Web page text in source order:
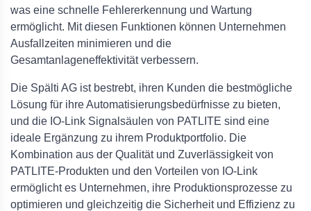
was eine schnelle Fehlererkennung und Wartung
ermöglicht. Mit diesen Funktionen können Unternehmen
Ausfallzeiten minimieren und die
Gesamtanlageneffektivität verbessern.
Die Spälti AG ist bestrebt, ihren Kunden die bestmögliche
Lösung für ihre Automatisierungsbedürfnisse zu bieten,
und die IO-Link Signalsäulen von PATLITE sind eine
ideale Ergänzung zu ihrem Produktportfolio. Die
Kombination aus der Qualität und Zuverlässigkeit von
PATLITE-Produkten und den Vorteilen von IO-Link
ermöglicht es Unternehmen, ihre Produktionsprozesse zu
optimieren und gleichzeitig die Sicherheit und Effizienz zu